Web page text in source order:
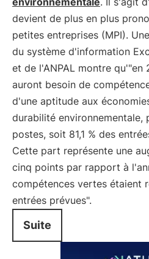
devient de plus en plus
petites entreprises (MPI).
du système d'information
et de l'ANPAL montre qu'"en
auront besoin de
d'une aptitude aux
durabilité environnementale,
postes, soit 81,1 % des
Cette part représente une
cinq points par rapport à
compétences vertes étaient
entrées prévues".
Suite